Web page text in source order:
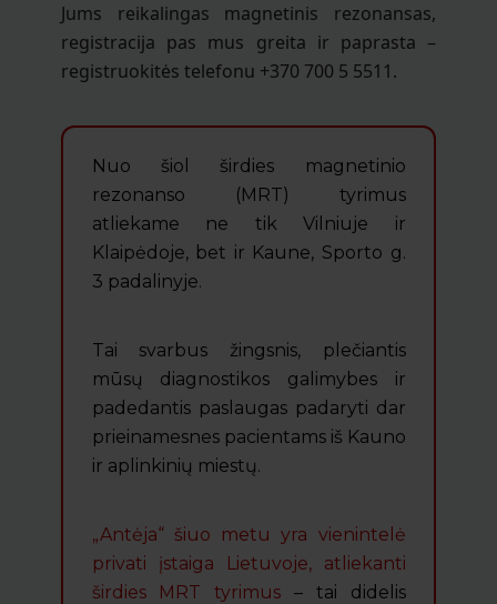
Jums reikalingas magnetinis rezonansas,
registracija pas mus greita ir paprasta –
registruokitės telefonu +370 700 5 5511.
Nuo šiol širdies magnetinio
rezonanso (MRT) tyrimus
atliekame ne tik Vilniuje ir
Klaipėdoje, bet ir Kaune, Sporto g.
3 padalinyje.
Tai svarbus žingsnis, plečiantis
mūsų diagnostikos galimybes ir
padedantis paslaugas padaryti dar
prieinamesnes pacientams iš Kauno
ir aplinkinių miestų.
„Antėja“ šiuo metu yra vienintelė
privati įstaiga Lietuvoje, atliekanti
širdies MRT tyrimus – tai didelis